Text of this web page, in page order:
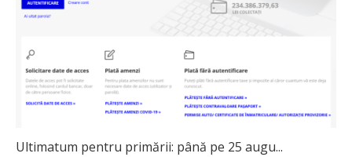
Ultimatum pentru primării: până pe 25 augu...